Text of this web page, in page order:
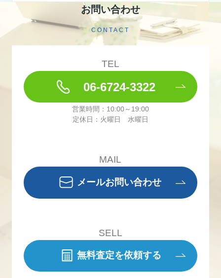
お問い合わせ
CONTACT
TEL
06-6724-3322
営業時間：10:00～19:00
定休日：火曜日 水曜日
MAIL
メールお問い合わせ
SELL
無料査定を依頼する